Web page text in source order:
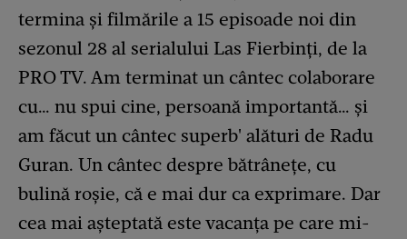
termina și filmările a 15 episoade noi din
sezonul 28 al serialului Las Fierbinți, de la
PRO TV. Am terminat un cântec colaborare
cu… nu spui cine, persoană importantă… și
am făcut un cântec superb' alături de Radu
Guran. Un cântec despre bătrânețe, cu
bulină roșie, că e mai dur ca exprimare. Dar
cea mai așteptată este vacanța pe care mi-